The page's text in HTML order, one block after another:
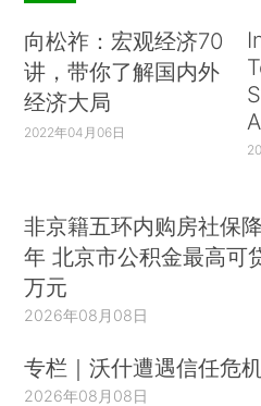
向松祚：宏观经济70
讲，带你了解国内外
经济大局
2022年04月06日
非京籍五环内购房社保
年 北京市公积金最高可
万元
2026年08月08日
专栏｜沃什遭遇信任危
2026年08月08日